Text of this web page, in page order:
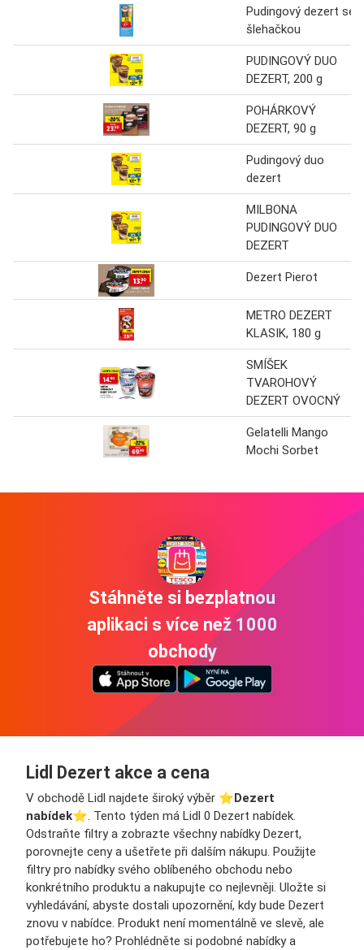
Pudingový dezert se
šlehačkou
PUDINGOVÝ DUO
DEZERT, 200 g
POHÁRKOVÝ
DEZERT, 90 g
Pudingový duo
dezert
MILBONA
PUDINGOVÝ DUO
DEZERT
Dezert Pierot
METRO DEZERT
KLASIK, 180 g
SMÍŠEK
TVAROHOVÝ
DEZERT OVOCNÝ
Gelatelli Mango
Mochi Sorbet
Stáhněte si bezplatnou
aplikaci s více než 1000
obchody
Lidl Dezert akce a cena
V obchodě Lidl najdete široký výběr ⭐️Dezert
nabídek⭐️. Tento týden má Lidl 0 Dezert nabídek.
Odstraňte filtry a zobrazte všechny nabídky Dezert,
porovnejte ceny a ušetřete při dalším nákupu. Použijte
filtry pro nabídky svého oblíbeného obchodu nebo
konkrétního produktu a nakupujte co nejlevněji. Uložte si
vyhledávání, abyste dostali upozornění, kdy bude Dezert
znovu v nabídce. Produkt není momentálně ve slevě, ale
potřebujete ho? Prohlédněte si podobné nabídky a